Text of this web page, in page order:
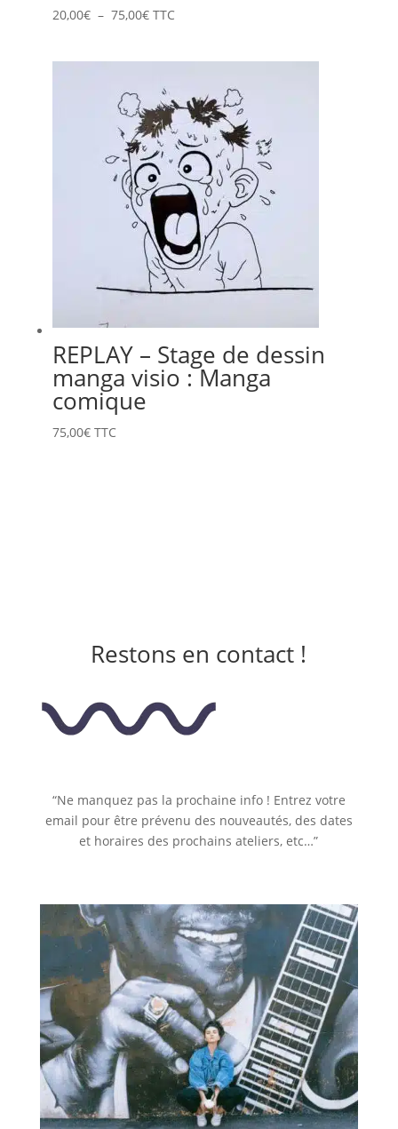
20,00€ – 75,00€Plage
prix :
20,00€
à
75,00€
TTC
REPLAY – Stage de dessin
manga visio : Manga
comique
75,00€ TTC
Restons en contact !
“Ne manquez pas la prochaine info ! Entrez votre
email pour être prévenu des nouveautés, des dates
et horaires des prochains ateliers, etc…”